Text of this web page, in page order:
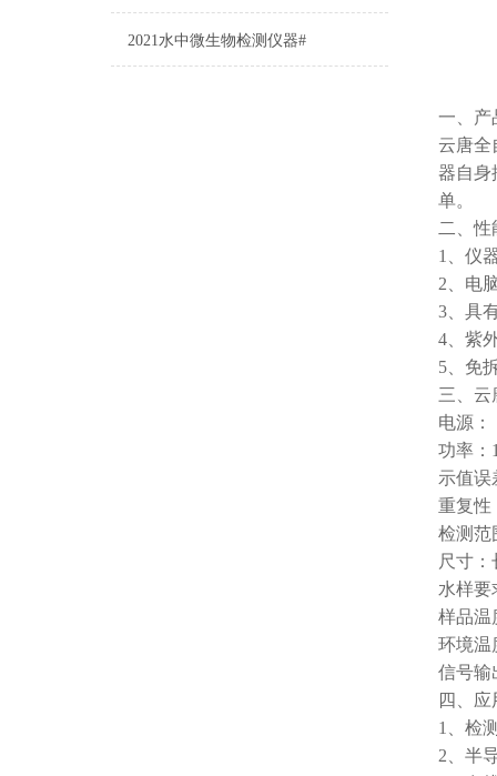
2021水中微生物检测仪器#
一、产
云唐全
器自身
单。
二、性
1、仪
2、电
3、具
4、紫
5、免
三、云
电源：
功率：
示值误
重复性
检测范
尺寸：
水样要
样品温
环境温
信号输
四、
1、检
2、半